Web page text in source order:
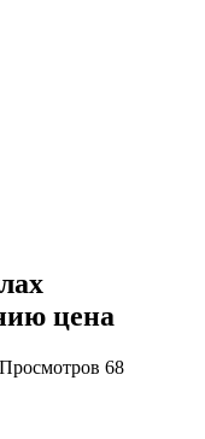
цена
Просмотров 68